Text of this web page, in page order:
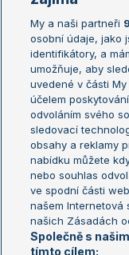
Žebříček ATP (muži)
Žebříček WTA (ženy)
Sázkařský žebříček
Aktualní trendy
Fotbalové přestupy
Livesport Daily
LS Prague Open
My a naši partneři
osobní údaje, jako
identifikátory, a
umožňuje, aby
uvedené v části
účelem
odvoláním svého
sledovací
obsahy a reklamy
nabídku můžete
nebo souhlas
ve spodní části
našem Internetová
našich Zásadách
Společně s
tímto cílem: